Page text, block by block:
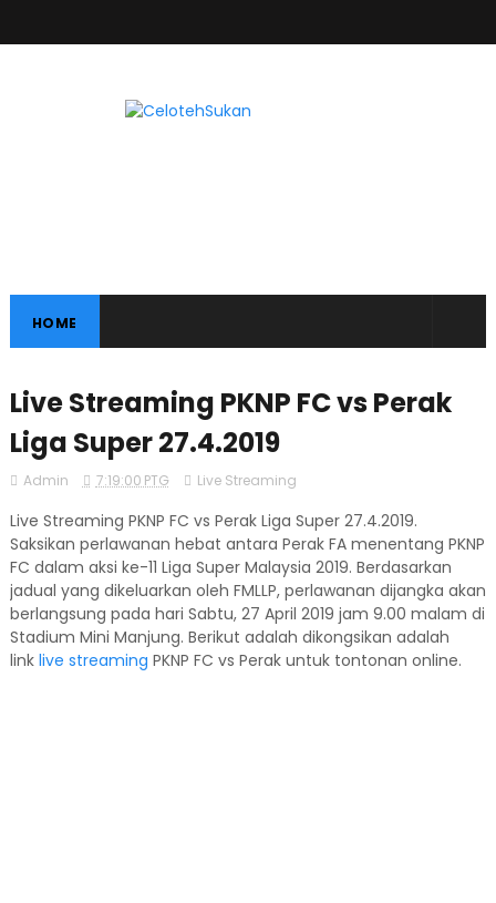
HOME
Live Streaming PKNP FC vs Perak
Liga Super 27.4.2019
Admin 7:19:00 PTG Live Streaming
Live Streaming PKNP FC vs Perak Liga Super 27.4.2019.
Saksikan perlawanan hebat antara Perak FA menentang PKNP
FC dalam aksi ke-11 Liga Super Malaysia 2019. Berdasarkan
jadual yang dikeluarkan oleh FMLLP, perlawanan dijangka akan
berlangsung pada hari Sabtu, 27 April 2019 jam 9.00 malam di
Stadium Mini Manjung. Berikut adalah dikongsikan adalah
link live streaming PKNP FC vs Perak untuk tontonan online.